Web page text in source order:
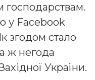
у Facebook
згодом стало
ж негода
України.